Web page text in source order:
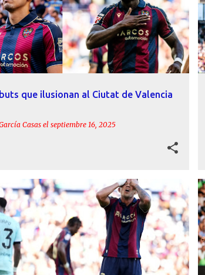
que ilusionan al Ciutat de Valencia
Casas el septiembre 16, 2025
LEVANTE UD +
MATÍAS MORENO
CRÓNICAS ETTA EYONG IVÁN ROMERO +
UD